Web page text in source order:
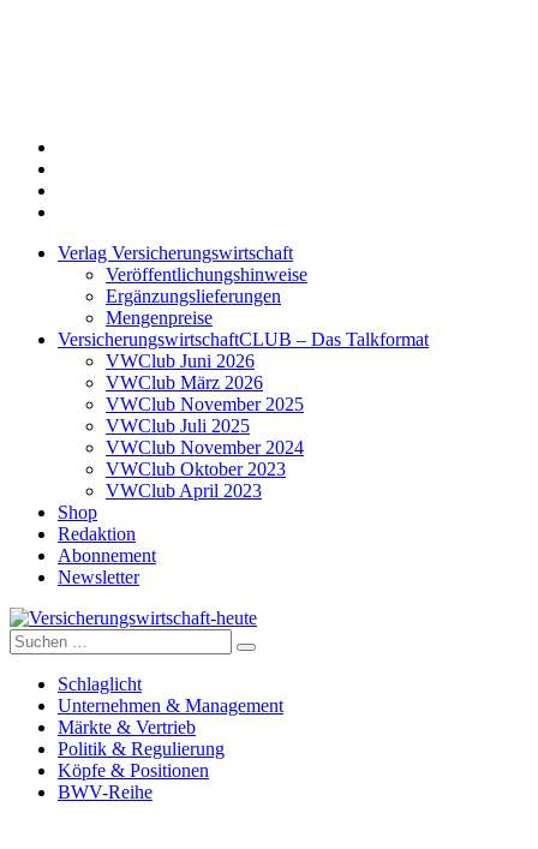
Verlag Versicherungswirtschaft
Veröffentlichungshinweise
Ergänzungslieferungen
Mengenpreise
VersicherungswirtschaftCLUB – Das Talkformat
VWClub Juni 2026
VWClub März 2026
VWClub November 2025
VWClub Juli 2025
VWClub November 2024
VWClub Oktober 2023
VWClub April 2023
Shop
Redaktion
Abonnement
Newsletter
Versicherungswirtschaft-heute
Suche
nach:
Schlaglicht
Unternehmen & Management
Märkte & Vertrieb
Politik & Regulierung
Köpfe & Positionen
BWV-Reihe